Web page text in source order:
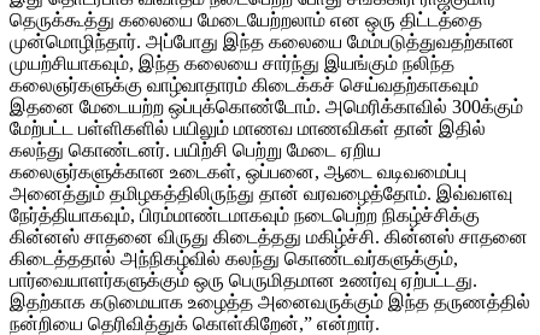
தெருக்கூத்து கலையை மேடையேற்றலாம் என ஒரு திட்டத்தை
முன்மொழிந்தார். அப்போது இந்த கலையை மேம்படுத்துவதற்கான
முயற்சியாகவும், இந்த கலையை சார்ந்து இயங்கும் நலிந்த
கலைஞர்களுக்கு வாழ்வாதாரம் கிடைக்கச் செய்வதற்காகவும்
இதனை மேடையற்ற ஒப்புக்கொண்டோம். அமெரிக்காவில் 300க்கும்
மேற்பட்ட பள்ளிகளில் பயிலும் மாணவ மாணவிகள் தான் இதில்
கலந்து கொண்டனர். பயிற்சி பெற்று மேடை ஏறிய
கலைஞர்களுக்கான உடைகள், ஒப்பனை, ஆடை வடிவமைப்பு
அனைத்தும் தமிழகத்திலிருந்து தான் வரவழைத்தோம். இவ்வளவு
நேர்த்தியாகவும், பிரம்மாண்டமாகவும் நடைபெற்ற நிகழ்ச்சிக்கு
கின்னஸ் சாதனை விருது கிடைத்தது மகிழ்ச்சி. கின்னஸ் சாதனை
கிடைத்ததால் அந்நிகழ்வில் கலந்து கொண்டவர்களுக்கும்,
பார்வையாளர்களுக்கும் ஒரு பெருமிதமான உணர்வு ஏற்பட்டது.
இதற்காக கடுமையாக உழைத்த அனைவருக்கும் இந்த தருணத்தில்
நன்றியை தெரிவித்துக் கொள்கிறேன்,” என்றார்.